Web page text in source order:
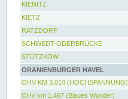
KIENITZ
KIETZ
RATZDORF
SCHWEDT-ODERBRÜCKE
STÜTZKOW
ORANIENBURGER HAVEL
OHV KM 3.014 (HOCHSPANNUNG)
OHv km 1.467 (Blaues Wunder)